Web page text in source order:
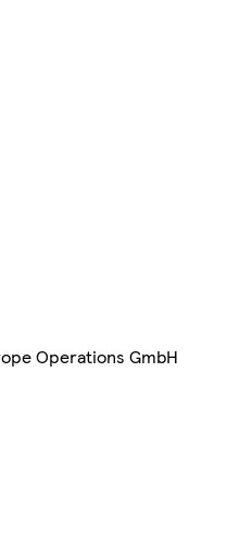
Operations GmbH